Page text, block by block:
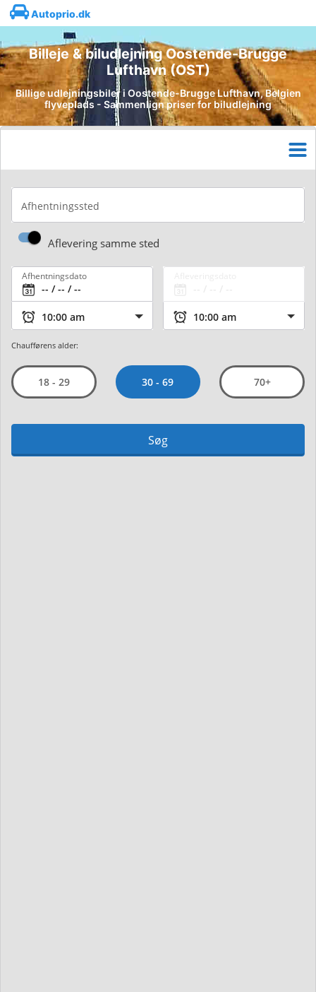
Autoprio.dk
Billeje & biludlejning Oostende-Brugge
Lufthavn (OST)
Billige udlejningsbiler i Oostende-Brugge Lufthavn, Belgien
flyveplads - Sammenlign priser for biludlejning
Afhentningssted
Aflevering samme sted
Afhentningsdato
Chaufførens alder:
18 - 29 30 - 69 70+
Søg